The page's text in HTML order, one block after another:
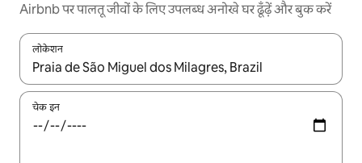
Airbnb पर पालतू जीवों के लिए उपलब्ध अनोखे घर ढूँढ़ें और बुक करें
लोकेशन
नतीजों के उपलब्ध होने पर, अप और डाउन 'ऐरो की' का इस्तेमाल करके नेविगेट
चेक इन